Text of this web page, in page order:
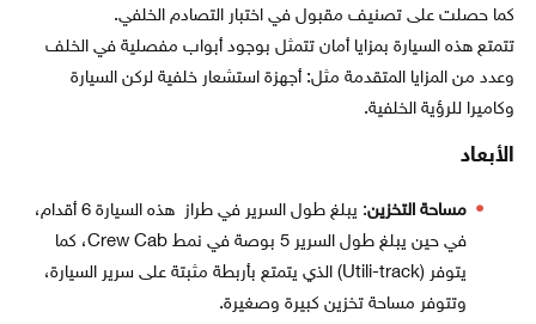
كما حصلت على تصنيف مقبول في اختبار التصادم الخلفي.
تتمتع هذه السيارة بمزايا أمان تتمثل بوجود أبواب مفصلية في الخلف
وعدد من المزايا المتقدمة مثل: أجهزة استشعار خلفية لركن السيارة
وكاميرا للرؤية الخلفية.
الأبعاد
مساحة التخزين
: يبلغ طول السرير في طراز هذه السيارة 6 أقدام،
في حين يبلغ طول السرير 5 بوصة في نمط Crew Cab، كما
يتوفر (Utili-track) الذي يتمتع بأربطة مثبتة على سرير السيارة،
وتتوفر مساحة تخزين كبيرة وصغيرة.